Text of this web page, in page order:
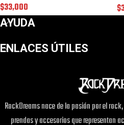
$33,000 $
AYUDA
ENLACES ÚTILES
RockDreams nace de la pasión por el
prendas y accesorios que representan